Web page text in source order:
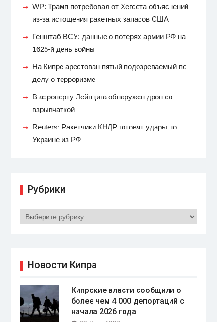
WP: Трамп потребовал от Хегсета объяснений
из-за истощения ракетных запасов США
Генштаб ВСУ: данные о потерях армии РФ на
1625-й день войны
На Кипре арестован пятый подозреваемый по
делу о терроризме
В аэропорту Лейпцига обнаружен дрон со
взрывчаткой
Reuters: Ракетчики КНДР готовят удары по
Украине из РФ
Рубрики
Рубрики
Новости Кипра
Кипрские власти сообщили о
более чем 4 000 депортаций с
начала 2026 года